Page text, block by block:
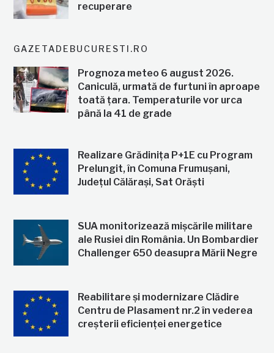
recuperare
GAZETADEBUCURESTI.RO
Prognoza meteo 6 august 2026.
Caniculă, urmată de furtuni în aproape
toată țara. Temperaturile vor urca
până la 41 de grade
Realizare Grădinița P+1E cu Program
Prelungit, în Comuna Frumușani,
Județul Călărași, Sat Orăști
SUA monitorizează mișcările militare
ale Rusiei din România. Un Bombardier
Challenger 650 deasupra Mării Negre
Reabilitare și modernizare Clădire
Centru de Plasament nr.2 în vederea
creșterii eficienței energetice